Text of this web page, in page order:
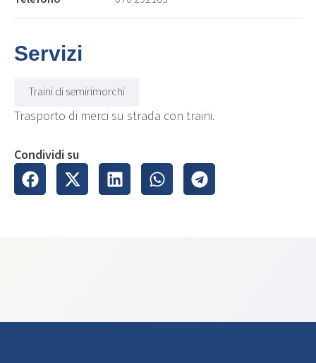
Servizi
Traini di semirimorchi
Trasporto di merci su strada con traini.
Condividi su